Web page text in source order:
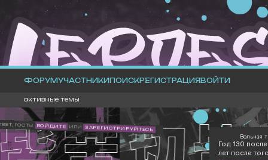
ФОРУМУЧАСТНИКИ ПОИСКРЕГИСТРАЦИЯВОЙТИ
активные темы
Вольная
Год 130
лет после
ГОСТЬ! ВОЙДИТЕ ИЛИ ЗАРЕГИСТРИРУЙТЕСЬ .